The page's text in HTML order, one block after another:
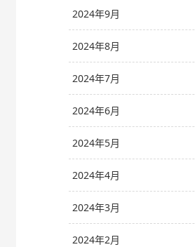
2024年9月
2024年8月
2024年7月
2024年6月
2024年5月
2024年4月
2024年3月
2024年2月